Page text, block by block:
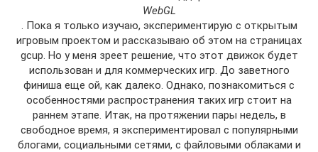
WebGL
. Пока я только изучаю, экспериментирую с открытым
игровым проектом и рассказываю об этом на страницах
gcup. Но у меня зреет решение, что этот движок будет
использован и для коммерческих игр. До заветного
финиша еще ой, как далеко. Однако, познакомиться с
особенностями распространения таких игр стоит на
раннем этапе. Итак, на протяжении пары недель, в
свободное время, я экспериментировал с популярными
блогами, социальными сетями, с файловыми облаками и